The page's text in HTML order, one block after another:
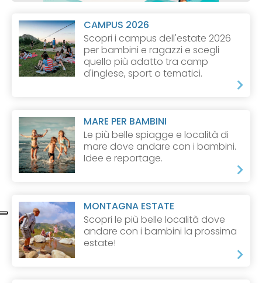
CAMPUS 2026
Scopri i campus dell'estate 2026
per bambini e ragazzi e scegli
quello più adatto tra camp
d'inglese, sport o tematici.
MARE PER BAMBINI
Le più belle spiagge e località di
mare dove andare con i bambini.
Idee e reportage.
MONTAGNA ESTATE
Scopri le più belle località dove
andare con i bambini la prossima
estate!